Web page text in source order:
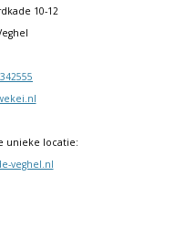
10-12
unieke locatie:
veghel.nl